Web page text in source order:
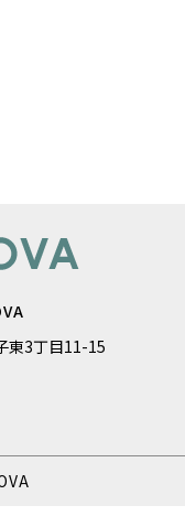
東3丁目11-15